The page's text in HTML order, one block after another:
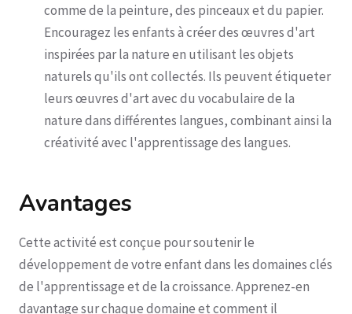
comme de la peinture, des pinceaux et du papier.
Encouragez les enfants à créer des œuvres d'art
inspirées par la nature en utilisant les objets
naturels qu'ils ont collectés. Ils peuvent étiqueter
leurs œuvres d'art avec du vocabulaire de la
nature dans différentes langues, combinant ainsi la
créativité avec l'apprentissage des langues.
Avantages
Cette activité est conçue pour soutenir le
développement de votre enfant dans les domaines clés
de l'apprentissage et de la croissance. Apprenez-en
davantage sur chaque domaine et comment il